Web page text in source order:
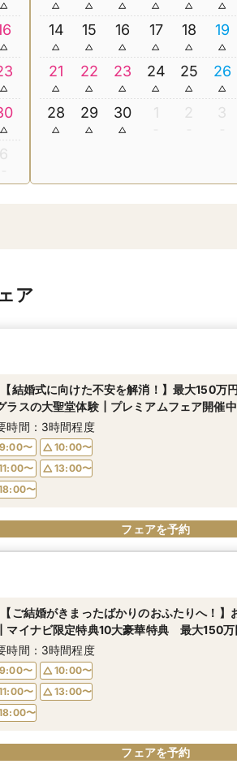
6
14 15 16 17 18 19
21 22 23 24 25 26
28 29 30 1 2 3
ア
結婚式に向けた不安を解消！】最大150
ラスの大聖堂体験┃プレミアムフェア開催中
時間：3時間程度
9:00〜
10:00〜
〜
13:00〜
〜
フェアを予約
ご結婚がきまったばかりのおふたりへ！
マイナビ限定特典10大豪華特典 最大150
時間：3時間程度
9:00〜
10:00〜
〜
13:00〜
〜
フェアを予約